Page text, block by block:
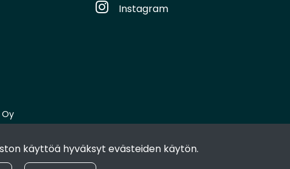
käyttöä hyväksyt evästeiden käytön.
Instagram